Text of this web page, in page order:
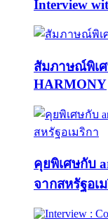
Interview
สัมภาษณ์พิเ
HARMONY
คุยพิเศษกับ
จากสหรัฐอเ